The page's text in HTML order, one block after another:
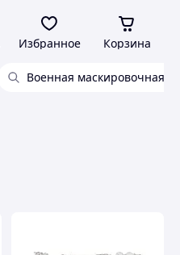
Избранное Корзина
Военная маскировочная